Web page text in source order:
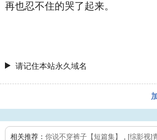
再也忍不住的哭了起来。
请记住本站永久域名
相关推荐： 你说不穿裤子【短篇集】 [综影视]